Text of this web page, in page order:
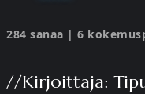
284 sanaa | 6
//Kirjoittaja: